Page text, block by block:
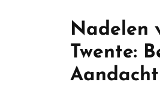
Nadelen
Twente: